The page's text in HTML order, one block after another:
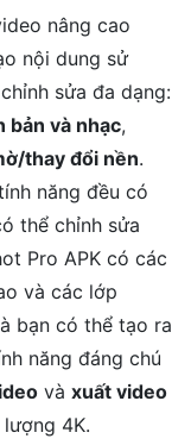
nâng cao
nội dung sử
sửa đa dạng:
bản và nhạc,
thay đổi nền.
năng đều có
thể chỉnh sửa
Pro APK có các
và các lớp
bạn có thể tạo ra
năng đáng chú
và xuất video
4K.